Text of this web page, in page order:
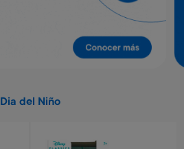
Dia del Niño